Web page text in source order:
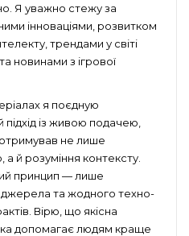
Я уважно стежу за
інноваціями, розвитком
трендами у світі
новинами з ігрової
я поєдную
підхід із живою подачею,
не лише
а й розуміння контексту.
принцип — лише
джерела та жодного техно-
Вірю, що якісна
допомагає людям краще